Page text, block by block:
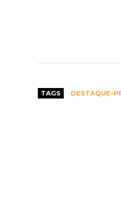
TAGS DESTAQUE-